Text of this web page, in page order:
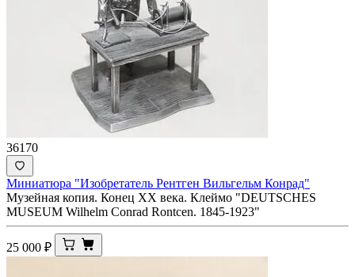
36170
Миниатюра "Изобретатель Рентген Вильгельм Конрад"
Музейная копия. Конец ХХ века. Клеймо "DEUTSCHES
MUSEUM Wilhelm Conrad Rontcen. 1845-1923"
25 000 ₽